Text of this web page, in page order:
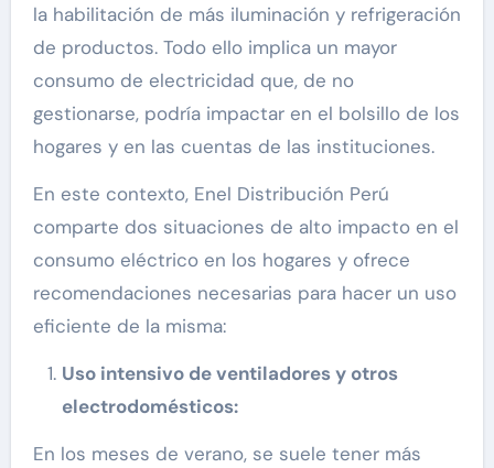
la habilitación de más iluminación y refrigeración
de productos. Todo ello implica un mayor
consumo de electricidad que, de no
gestionarse, podría impactar en el bolsillo de los
hogares y en las cuentas de las instituciones.
En este contexto, Enel Distribución Perú
comparte dos situaciones de alto impacto en el
consumo eléctrico en los hogares y ofrece
recomendaciones necesarias para hacer un uso
eficiente de la misma:
Uso intensivo de ventiladores y otros
electrodomésticos:
En los meses de verano, se suele tener más